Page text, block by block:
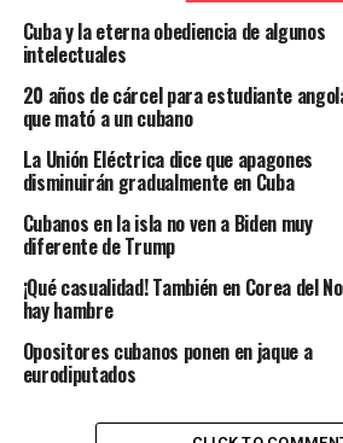
Cuba y la eterna obediencia de algunos
intelectuales
20 años de cárcel para estudiante
que mató a un cubano
La Unión Eléctrica dice que apagones
disminuirán gradualmente en Cuba
Cubanos en la isla no ven a Biden muy
diferente de Trump
¡Qué casualidad! También en Corea del
hay hambre
Opositores cubanos ponen en jaque a
eurodiputados